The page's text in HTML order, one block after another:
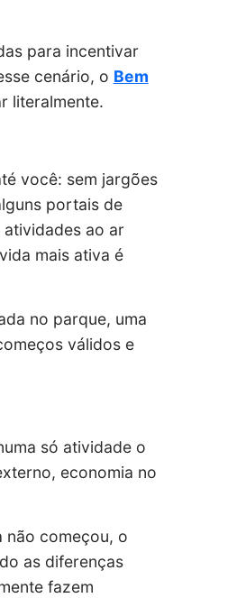
para incentivar
cenário, o Bem
literalmente.
você: sem jargões
portais de
ao ar
mais ativa é
no parque, uma
válidos e
só atividade o
economia no
não começou, o
as diferenças
fazem